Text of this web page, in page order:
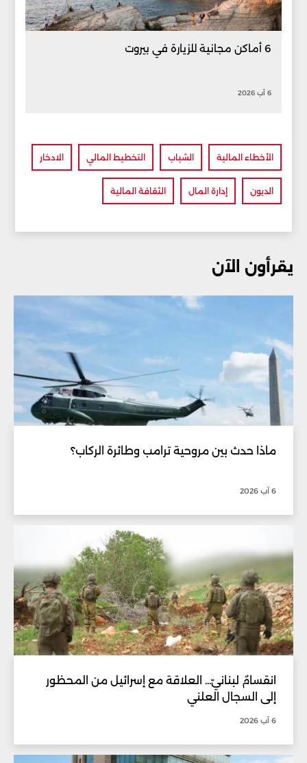
6 أماكن مجانية للزيارة في بيروت
6 آب 2026
الأخطاء المالية الشباب التخطيط المالي الادخار
الديون إدارة المال الثقافة المالية
يقرأون الآن
ماذا حدث بين مروحية ترامب وطائرة الركاب؟
6 آب 2026
انقسامٌ لبنانيّ... العلاقة مع إسرائيل من المحظور
إلى السجال العلني
6 آب 2026